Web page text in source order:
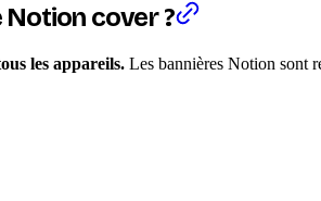
cover ?
les appareils. Les bannières Notion sont